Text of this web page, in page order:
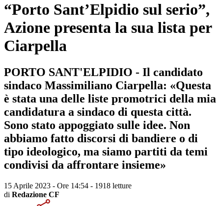
“Porto Sant’Elpidio sul serio”,
Azione presenta la sua lista per
Ciarpella
PORTO SANT'ELPIDIO - Il candidato
sindaco Massimiliano Ciarpella: «Questa
è stata una delle liste promotrici della mia
candidatura a sindaco di questa città.
Sono stato appoggiato sulle idee. Non
abbiamo fatto discorsi di bandiere o di
tipo ideologico, ma siamo partiti da temi
condivisi da affrontare insieme»
15 Aprile 2023 - Ore 14:54 - 1918 letture
di Redazione CF